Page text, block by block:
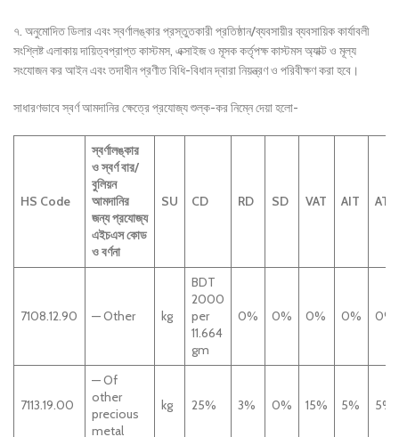
৭. অনুমোদিত ডিলার এবং স্বর্ণালঙ্কার প্রস্তুতকারী প্রতিষ্ঠান/ব্যবসায়ীর ব্যবসায়িক কার্যাবলী
সংশ্লিষ্ট এলাকায় দায়িত্বপ্রাপ্ত কাস্টমস, এক্সাইজ ও মূসক কর্তৃপক্ষ কাস্টমস অ্যাক্ট ও মূল্য
সংযোজন কর আইন এবং তদাধীন প্রণীত বিধি-বিধান দ্বারা নিয়ন্ত্রণ ও পরিবীক্ষণ করা হবে।
সাধারণভাবে স্বর্ণ আমদানির ক্ষেত্রে প্রযোজ্য শুল্ক-কর নিম্নে দেয়া হলো-
HS Code
স্বর্ণালঙ্কার
ও স্বর্ণ বার/
বুলিয়ন
আমদানির
জন্য প্রযোজ্য
এইচএস কোড
ও বর্ণনা
SU CD RD SD VAT AIT AT
7108.12.90 — Other kg
BDT
2000
per
11.664
gm
0% 0% 0% 0% 0%
7113.19.00
— Of
other
precious
metal
kg 25% 3% 0% 15% 5% 5%